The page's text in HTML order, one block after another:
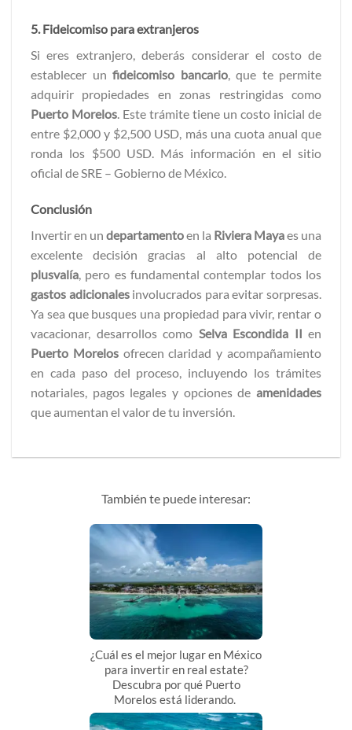
5. Fideicomiso para extranjeros
Si eres extranjero, deberás considerar el costo de
establecer un fideicomiso bancario, que te permite
adquirir propiedades en zonas restringidas como
Puerto Morelos. Este trámite tiene un costo inicial de
entre $2,000 y $2,500 USD, más una cuota anual que
ronda los $500 USD. Más información en el sitio
oficial de SRE – Gobierno de México.
Conclusión
Invertir en un departamentoen la Riviera Mayaes una
excelente decisión gracias al alto potencial de
plusvalía, pero es fundamental contemplar todos los
gastos adicionalesinvolucrados para evitar sorpresas.
Ya sea que busques una propiedad para vivir, rentar o
vacacionar, desarrollos como Selva Escondida II en
Puerto Morelosofrecen claridad y acompañamiento
en cada paso del proceso, incluyendo los trámites
notariales, pagos legales y opciones de amenidades
que aumentan el valor de tu inversión.
También te puede interesar:
¿Cuál es el mejor lugar en México
para invertir en real estate?
Descubra por qué Puerto
Morelos está liderando.